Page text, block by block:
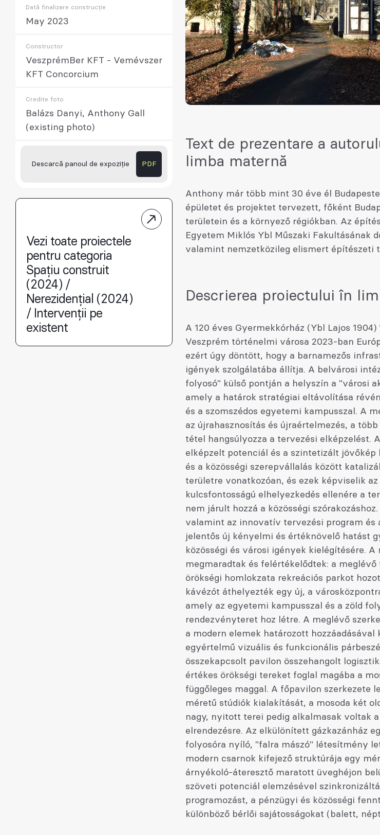
Dată finalizare construcție
May 2023
Constructor
VeszprémBer KFT - Vemévszer
KFT Concorcium
Credite foto
Balázs Danyi, Anthony Gall
(existing photo)
Descarcă panoul de expoziție PDF
Vezi toate proiectele
pentru categoria
Spațiu construit
(2024) /
Nerezidențial (2024)
/ Intervenții pe
existent
Text de prezentare a
limba maternă
Anthony már több mint 30 éve él
épületet és projektet tervezett, főként
területein és a környező régiókban. Az
Egyetem Miklós Ybl Műszaki Fakultásának
valamint nemzetközileg elismert építészeti
Descrierea proiectului în
A 120 éves Gyermekkórház (Ybl Lajos
Veszprém történelmi városa 2023-ban
ezért úgy döntött, hogy a barnamezős
igények szolgálatába állítja. A belvárosi
folyosó" külső pontján a helyszín a "városi
amely a határok stratégiai eltávolítása
és a szomszédos egyetemi kampusszal. A
az újrahasznosítás és újraértelmezés, a
tétel hangsúlyozza a tervezési elképzelést.
elképzelt potenciál és a szintetizált jövőkép
és a közösségi szerepvállalás között
területre vonatkozóan, és ezek képviselik
kulcsfontosságú elhelyezkedés ellenére a
nem járult hozzá a közösségi
valamint az innovatív tervezési program és
jelentős új kényelmi és értéknövelő hatást
közösségi és városi igények kielégítésére. A
megmaradtak és felértékelődtek: a
örökségi homlokzata rekreációs parkot
kávézót áthelyezték egy új, a
amely az egyetemi kampusszal és a zöld
rendezvényteret hoz létre. A meglévő
a modern elemek határozott hozzáadásával
egyértelmű vizuális és funkcionális
összekapcsolt pavilon összehangolt
értékes örökségi tereket foglal magába a
függőleges maggal. A főpavilon szerkezete
méretű stúdiók kialakítását, a mosoda két
nagy, nyitott terei pedig alkalmasak voltak
elrendezésre. Az elkülönített gázkazánház
folyosóra nyíló, "falra mászó" létesítmény
modern csarnok kifejező struktúrája egy
árnyékoló-áteresztő maratott üveghéjon
szöveti potenciál elemzésével
programozást, a pénzügyi és közösségi
különböző bérlői sajátosságokat (balett,